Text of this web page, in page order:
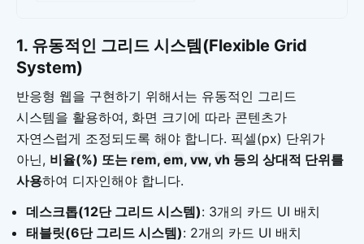
1. 유동적인 그리드 시스템(Flexible Grid
System)
반응형 웹을 구현하기 위해서는 유동적인 그리드
시스템을 활용하여, 화면 크기에 따라 콘텐츠가
자연스럽게 조정되도록 해야 합니다. 픽셀(px) 단위가
아닌, 비율(%) 또는 rem, em, vw, vh 등의 상대적 단위를
사용하여 디자인해야 합니다.
데스크톱(12단 그리드 시스템): 3개의 카드 UI 배치
태블릿(6단 그리드 시스템): 2개의 카드 UI 배치